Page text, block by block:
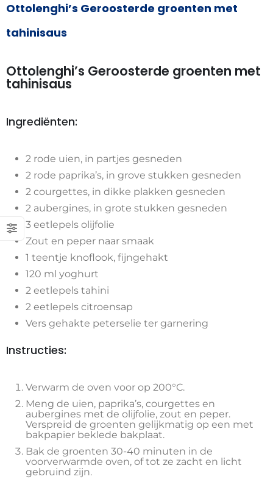
Ottolenghi’s Geroosterde groenten met
tahinisaus
Ottolenghi’s Geroosterde groenten met
tahinisaus
Ingrediënten:
2 rode uien, in partjes gesneden
2 rode paprika’s, in grove stukken gesneden
2 courgettes, in dikke plakken gesneden
2 aubergines, in grote stukken gesneden
3 eetlepels olijfolie
Zout en peper naar smaak
1 teentje knoflook, fijngehakt
120 ml yoghurt
2 eetlepels tahini
2 eetlepels citroensap
Vers gehakte peterselie ter garnering
Instructies:
Verwarm de oven voor op 200°C.
Meng de uien, paprika’s, courgettes en
aubergines met de olijfolie, zout en peper.
Verspreid de groenten gelijkmatig op een met
bakpapier beklede bakplaat.
Bak de groenten 30-40 minuten in de
voorverwarmde oven, of tot ze zacht en licht
gebruind zijn.